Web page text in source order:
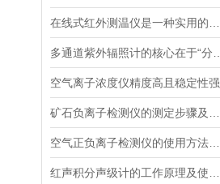
空气离子浓度仪精度高且稳定性强